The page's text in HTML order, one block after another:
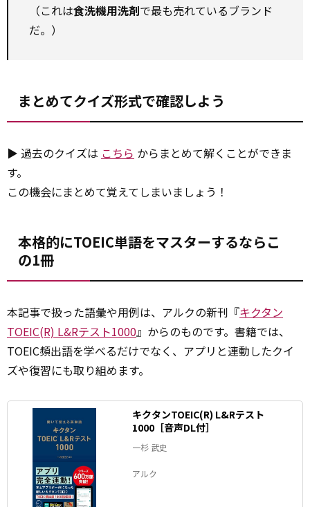
（これは食洗機用洗剤で最も売れているブランド
だ。）
まとめてクイズ形式で確認しよう
▶ 過去のクイズは こちら からまとめて解くことができま
す。
この機会にまとめて覚えてしまいましょう！
本格的にTOEIC単語をマスターするならこ
の1冊
本記事で扱った語彙や用例は、アルクの新刊『キクタン
TOEIC(R) L&Rテスト1000』からのものです。書籍では、
TOEIC頻出語を学べるだけでなく、アプリと連動したクイ
ズや復習にも取り組めます。
キクタンTOEIC(R) L&Rテスト
1000［音声DL付］
一杉 武史
アルク